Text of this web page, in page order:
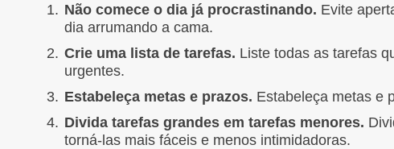
Não comece o dia já procrastinando. Evite
dia arrumando a cama.
Crie uma lista de tarefas. Liste todas as tarefas
urgentes.
Estabeleça metas e prazos. Estabeleça metas e
Divida tarefas grandes em tarefas menores.
torná-las mais fáceis e menos intimidadoras.